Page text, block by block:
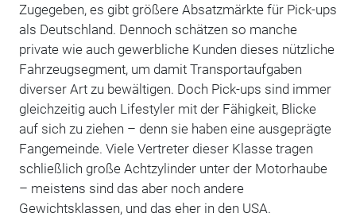
Zugegeben, es gibt größere Absatzmärkte für Pick-ups
als Deutschland. Dennoch schätzen so manche
private wie auch gewerbliche Kunden dieses nützliche
Fahrzeugsegment, um damit Transportaufgaben
diverser Art zu bewältigen. Doch Pick-ups sind immer
gleichzeitig auch Lifestyler mit der Fähigkeit, Blicke
auf sich zu ziehen – denn sie haben eine ausgeprägte
Fangemeinde. Viele Vertreter dieser Klasse tragen
schließlich große Achtzylinder unter der Motorhaube
– meistens sind das aber noch andere
Gewichtsklassen, und das eher in den USA.